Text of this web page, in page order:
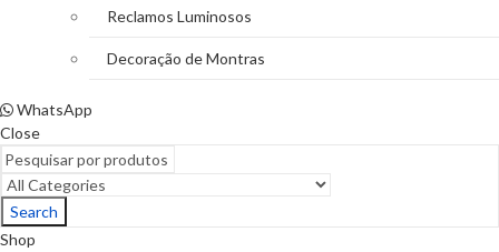
Reclamos Luminosos
Decoração de Montras
WhatsApp
Close
Search
Shop